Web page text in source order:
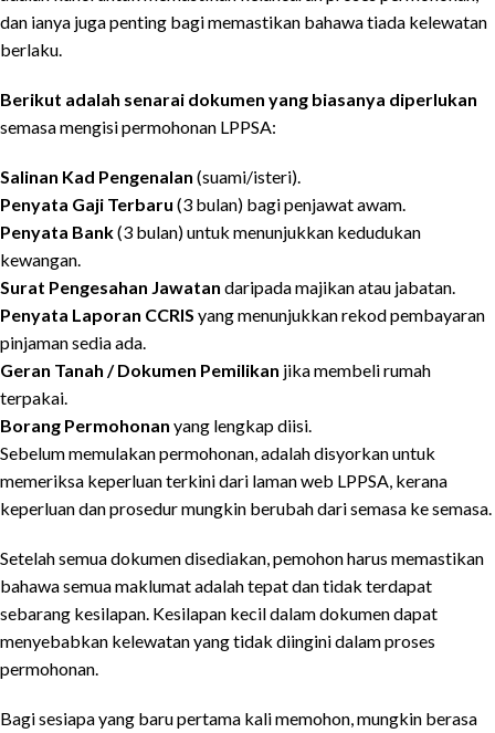
dan ianya juga penting bagi memastikan bahawa tiada kelewatan
berlaku.
Berikut adalah senarai dokumen yang biasanya diperlukan
semasa mengisi permohonan LPPSA:
Salinan Kad Pengenalan (suami/isteri).
Penyata Gaji Terbaru (3 bulan) bagi penjawat awam.
Penyata Bank(3 bulan) untuk menunjukkan kedudukan
kewangan.
Surat Pengesahan Jawatan daripada majikan atau jabatan.
Penyata Laporan CCRIS yang menunjukkan rekod pembayaran
pinjaman sedia ada.
Geran Tanah / Dokumen Pemilikan jika membeli rumah
terpakai.
Borang Permohonan yang lengkap diisi.
Sebelum memulakan permohonan, adalah disyorkan untuk
memeriksa keperluan terkini dari laman web LPPSA, kerana
keperluan dan prosedur mungkin berubah dari semasa ke semasa.
Setelah semua dokumen disediakan, pemohon harus memastikan
bahawa semua maklumat adalah tepat dan tidak terdapat
sebarang kesilapan. Kesilapan kecil dalam dokumen dapat
menyebabkan kelewatan yang tidak diingini dalam proses
permohonan.
Bagi sesiapa yang baru pertama kali memohon, mungkin berasa